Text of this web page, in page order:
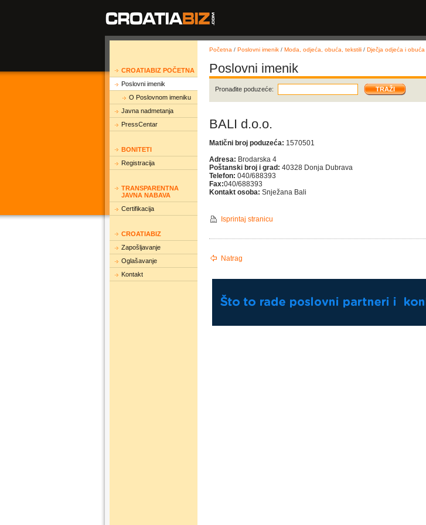
CROATIABIZ POČETNA
Poslovni imenik
O Poslovnom imeniku
Javna nadmetanja
PressCentar
BONITETI
Registracija
TRANSPARENTNA
JAVNA NABAVA
Certifikacija
CROATIABIZ
Zapošljavanje
Oglašavanje
Kontakt
Početna / Poslovni imenik / Moda, odjeća, obuća, tekstili / Dječja odjeća i obuća
Poslovni imenik
Pronađite poduzeće:
BALI d.o.o.
Matični broj poduzeća: 1570501
Adresa: Brodarska 4
Poštanski broj i grad: 40328 Donja Dubrava
Telefon: 040/688393
Fax:040/688393
Kontakt osoba: Snježana Bali
Isprintaj stranicu
Natrag